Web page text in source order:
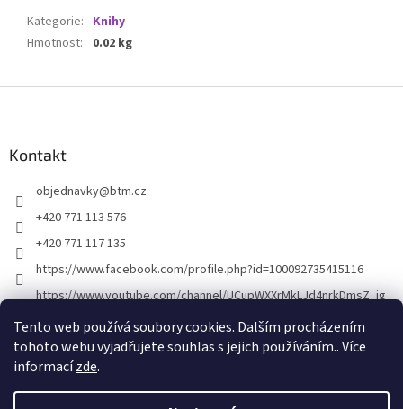
Tento web používá soubory cookies. Dalším procházením
tohoto webu vyjadřujete souhlas s jejich používáním.. Více
informacízde.
Kategorie: Knihy
Hmotnost: 0.02 kg
Kontakt
objednavky@btm.cz
+420 771 113 576
+420 771 117 135
https://www.facebook.com/profile.php?id=100092735415116
https://www.youtube.com/channel/UCupWXXrMkLJd4nrkDmsZ_ig